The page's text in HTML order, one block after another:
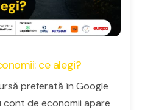
ce alegi?
preferată în Google
de economii apare